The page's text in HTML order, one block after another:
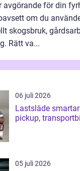
avgörande för din
om du
skogsbruk,
Rätt va...
06 juli 2026
Lastsläde smartare lastning i
pickup,
05 juli 2026